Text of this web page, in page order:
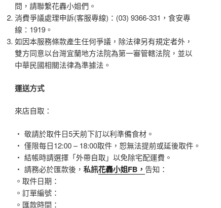
問，請聯繫花轟小姐們。
消費爭議處理申訴(客服專線)：(03) 9366-331，食安專
線：1919。
如因本服務條款產生任何爭議，除法律另有規定者外，
雙方同意以台灣宜蘭地方法院為第一審管轄法院，並以
中華民國相關法律為準據法。
運送方式
來店自取：
‧ 敬請於取件日5天前下訂以利準備食材。
‧ 僅限每日12:00 – 18:00取件，恕無法提前或延後取件。
‧ 結帳時請選擇「外帶自取」以免除宅配運費。
‧ 請務必於匯款後， 私訊花轟小姐FB， 告知：
。取件日期：
。訂單編號：
。匯款時間：